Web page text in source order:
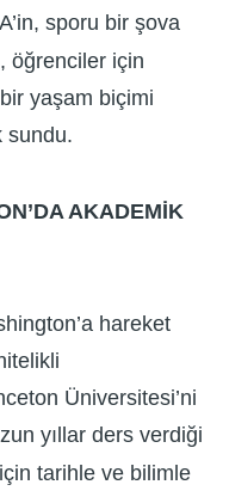
sporu bir şova
öğrenciler için
yaşam biçimi
sundu.
AKADEMİK
hareket
Üniversitesi’ni
yıllar ders verdiği
tarihle ve bilimle